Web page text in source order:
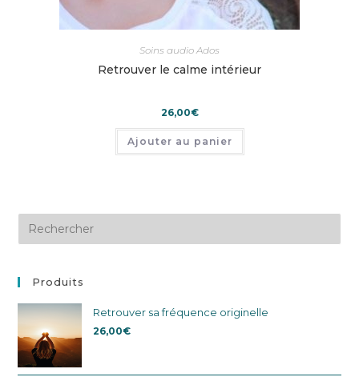
Soins audio Ados
Retrouver le calme intérieur
26,00€
Ajouter au panier
Produits
Retrouver sa fréquence originelle
26,00€